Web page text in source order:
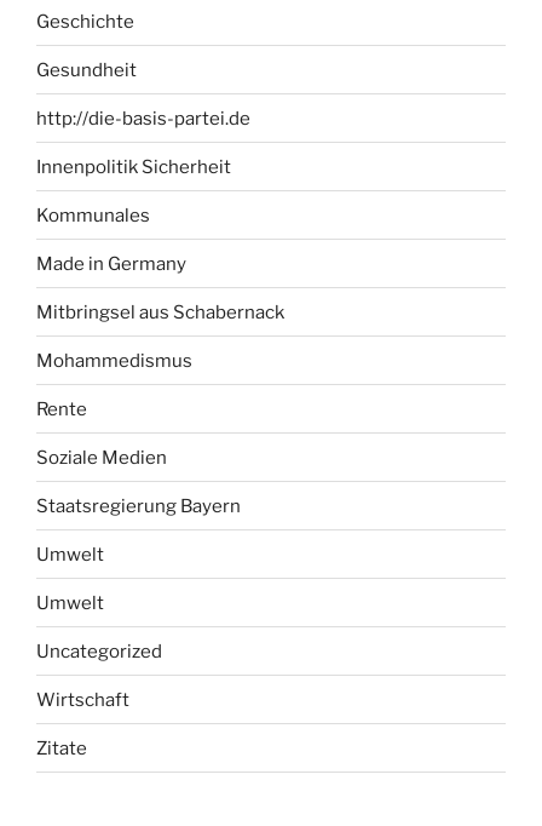
Geschichte
Gesundheit
http://die-basis-partei.de
Innenpolitik Sicherheit
Kommunales
Made in Germany
Mitbringsel aus Schabernack
Mohammedismus
Rente
Soziale Medien
Staatsregierung Bayern
Umwelt
Umwelt
Uncategorized
Wirtschaft
Zitate